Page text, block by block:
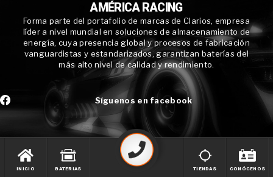
AMÉRICA RACING
Forma parte del portafolio de marcas de Clarios, empresa
líder a nivel mundial en soluciones de almacenamiento de
energía, cuya presencia global y procesos de fabricación
vanguardistas y estandarizados, garantizan baterías del
más alto nivel de calidad y rendimiento.
Síguenos en facebook
INICIO BATERIAS TIENDAS CONÓCENOS